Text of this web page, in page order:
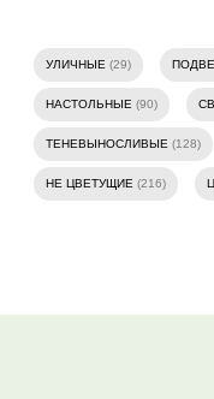
УЛИЧНЫЕ(29)
НАСТОЛЬНЫЕ(90)
ТЕНЕВЫНОСЛИВЫЕ(128)
НЕ ЦВЕТУЩИЕ(216)